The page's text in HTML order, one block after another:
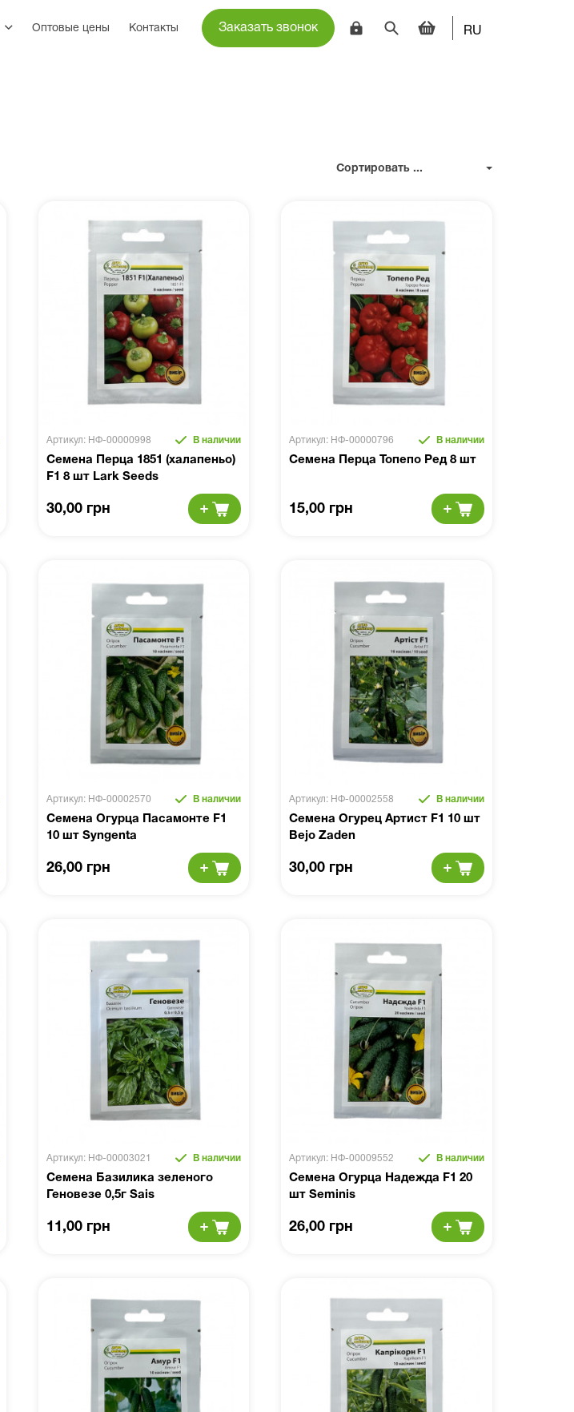
Оптовые цены Контакты Заказать звонок RU
Сортировать ...
Артикул: НФ-00000998 В наличии
Семена Перца 1851 (халапеньо)
F1 8 шт Lark Seeds
30,00 грн
Артикул: НФ-00000796 В наличии
Семена Перца Топепо Ред 8 шт
15,00 грн
Артикул: НФ-00002570 В наличии
Семена Огурца Пасамонте F1
10 шт Syngenta
26,00 грн
Артикул: НФ-00002558 В наличии
Семена Огурец Артист F1 10 шт
Bejo Zaden
30,00 грн
Артикул: НФ-00003021 В наличии
Семена Базилика зеленого
Геновезе 0,5г Sais
11,00 грн
Артикул: НФ-00009552 В наличии
Семена Огурца Надежда F1 20
шт Seminis
26,00 грн